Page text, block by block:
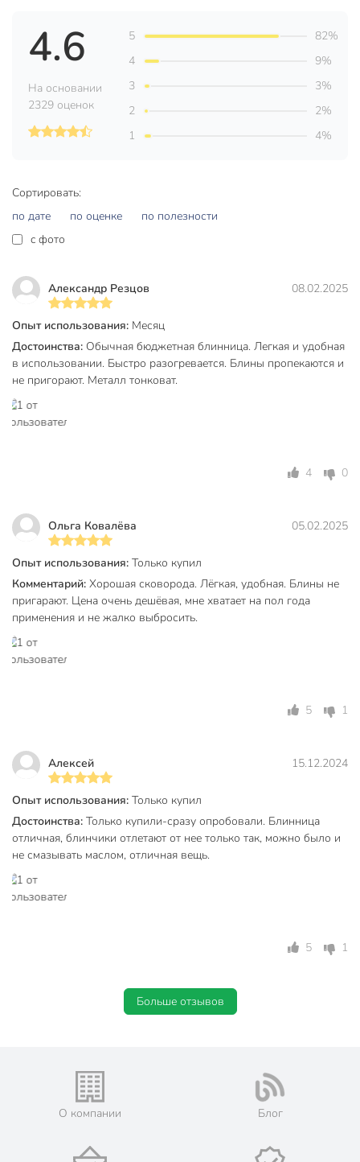
Высота борта, мм
Страна производства
Коллекция
HouseLoft Черный
Форма
Материал ручки
Цвет
Совместимые плиты
для электрических
плит
покрытием
ненагревающаяся
Артикул производителя
HL52122
Гарантия производителя, мес
Модель
3 x 22 x 38 см
Сортировать:
по дате
по оценке
по полезности
c фото
Александр Резцов 08.02.2025
Опыт использования: Месяц
Достоинства: Обычная бюджетная блинница. Легкая и удобная
в использовании. Быстро разогревается. Блины пропекаются и
не пригорают. Металл тонковат.
4 0
Ольга Ковалёва 05.02.2025
Опыт использования: Только купил
Комментарий: Хорошая сковорода. Лёгкая, удобная. Блины не
пригарают. Цена очень дешёвая, мне хватает на пол года
применения и не жалко выбросить.
5 1
Алексей 15.12.2024
Опыт использования: Только купил
Достоинства: Только купили-сразу опробовали. Блинница
отличная, блинчики отлетают от нее только так, можно было и
не смазывать маслом, отличная вещь.
5 1
Больше отзывов
4.6
На основании
2329 оценок
5
82%
4
9%
3
3%
2
2%
1
4%
О компании Блог